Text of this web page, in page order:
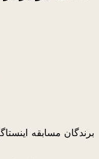
برندگان مسابقه